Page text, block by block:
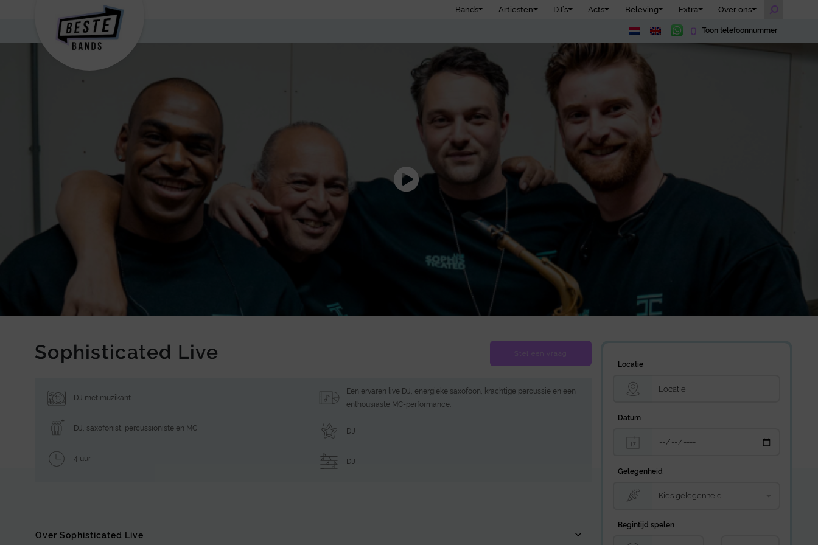
Bands Artiesten DJ’s Acts Beleving Extra Over ons
Toon telefoonnummer
Sophisticated Live Stel een vraag
DJ met muzikant
DJ, saxofonist, percussioniste en MC
4 uur
Een ervaren live DJ, energieke saxofoon, krachtige percussie en een
enthousiaste MC-performance.
DJ
DJ
Over Sophisticated Live
Locatie
Datum
Gelegenheid
Begintijd spelen